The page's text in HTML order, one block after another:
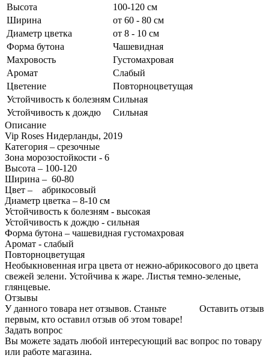
Высота
100-120 см
Ширина
от 60 - 80 см
Диаметр цветка
от 8 - 10 см
Форма бутона
Чашевидная
Махровость
Густомахровая
Аромат
Слабый
Цветение
Повторноцветущая
Устойчивость к болезням Сильная
Устойчивость к дождю
Сильная
Описание
Vip Roses Нидерланды, 2019
Категория – срезочные
Зона морозостойкости - 6
Высота – 100-120
Ширина – 60-80
Цвет – абрикосовый
Диаметр цветка – 8-10 см
Устойчивость к болезням - высокая
Устойчивость к дождю - сильная
Форма бутона – чашевидная густомахровая
Аромат - слабый
Повторноцветущая
Необыкновенная игра цвета от нежно-абрикосового до цвета
свежей зелени. Устойчива к жаре. Листья темно-зеленые,
глянцевые.
Отзывы
Оставить отзыв
У данного товара нет отзывов. Станьте
первым, кто оставил отзыв об этом товаре!
Задать вопрос
Вы можете задать любой интересующий вас вопрос по товару
или работе магазина.